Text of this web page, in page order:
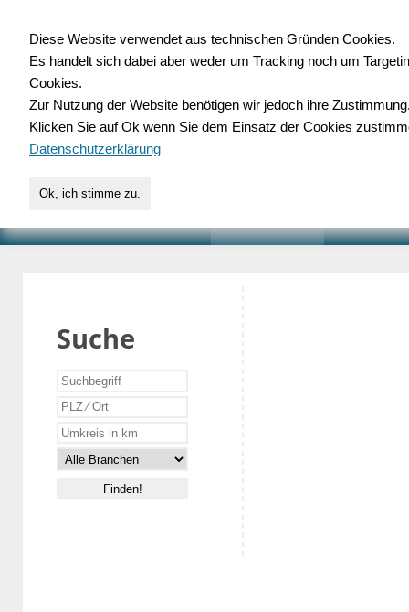
für Handwerk,
Suche
Diese Website verwendet aus technischen Gründen Cookies.
Es handelt sich dabei aber weder um Tracking noch um
Cookies.
Zur Nutzung der Website benötigen wir jedoch ihre
Klicken Sie auf Ok wenn Sie dem Einsatz der Cookies
Datenschutzerklärung
Ok, ich stimme zu.